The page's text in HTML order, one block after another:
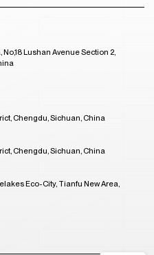
Lushan Avenue Section 2,
Chengdu, Sichuan, China
Chengdu, Sichuan, China
Eco-City, Tianfu New Area,